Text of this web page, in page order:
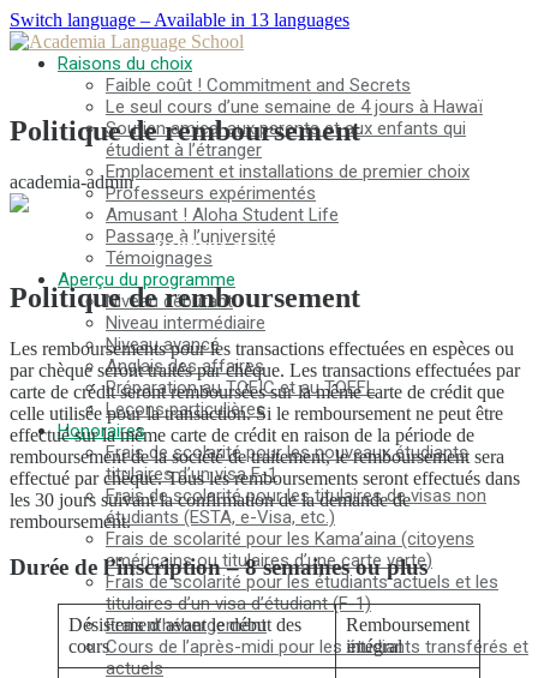
Switch language – Available in 13 languages
Raisons du choix
Faible coût ! Commitment and Secrets
Le seul cours d’une semaine de 4 jours à Hawaï
Soutien amical aux parents et aux enfants qui
étudient à l’étranger
Emplacement et installations de premier choix
Professeurs expérimentés
Amusant ! Aloha Student Life
Passage à l’université
Témoignages
Aperçu du programme
Niveau débutant
Niveau intermédiaire
Niveau avancé
Anglais des affaires
Préparation au TOEIC et au TOEFL
Leçons particulières
Honoraires
Frais de scolarité pour les nouveaux étudiants
titulaires d’un visa F-1
Frais de scolarité pour les titulaires de visas non
étudiants (ESTA, e-Visa, etc.)
Frais de scolarité pour les Kama’aina (citoyens
américains ou titulaires d’une carte verte)
Frais de scolarité pour les étudiants actuels et les
titulaires d’un visa d’étudiant (F-1)
Frais d’hébergement
Cours de l’après-midi pour les étudiants transférés et
actuels
Politique de remboursement
academia-admin
Politique de remboursement
Politique de remboursement
Les remboursements pour les transactions effectuées en espèces ou
par chèque seront traités par chèque. Les transactions effectuées par
carte de crédit seront remboursées sur la même carte de crédit que
celle utilisée pour la transaction. Si le remboursement ne peut être
effectué sur la même carte de crédit en raison de la période de
remboursement de la société de traitement, le remboursement sera
effectué par chèque. Tous les remboursements seront effectués dans
les 30 jours suivant la confirmation de la demande de
remboursement.
Durée de l’inscription – 8 semaines ou plus
Désistement avant le début des
cours
Remboursement
intégral